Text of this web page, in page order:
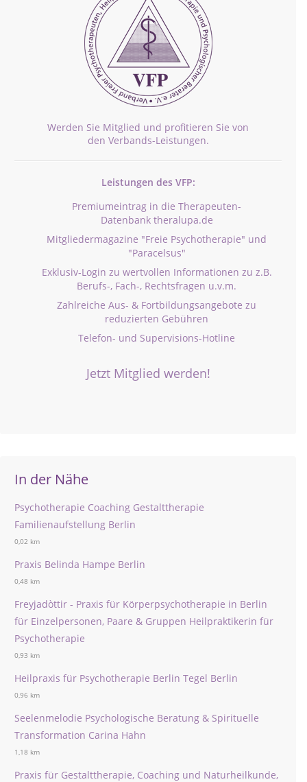
Werden Sie Mitglied und profitieren Sie von
den Verbands-Leistungen.
Leistungen des VFP:
Premiumeintrag in die Therapeuten-
Datenbank theralupa.de
Mitgliedermagazine "Freie Psychotherapie" und
"Paracelsus"
Exklusiv-Login zu wertvollen Informationen zu z.B.
Berufs-, Fach-, Rechtsfragen u.v.m.
Zahlreiche Aus- & Fortbildungsangebote zu
reduzierten Gebühren
Telefon- und Supervisions-Hotline
Jetzt Mitglied werden!
In der Nähe
Psychotherapie Coaching Gestalttherapie
Familienaufstellung Berlin
0,02 km
Praxis Belinda Hampe Berlin
0,48 km
Freyjadòttir - Praxis für Körperpsychotherapie in Berlin
für Einzelpersonen, Paare & Gruppen Heilpraktikerin für
Psychotherapie
0,93 km
Heilpraxis für Psychotherapie Berlin Tegel Berlin
0,96 km
Seelenmelodie Psychologische Beratung & Spirituelle
Transformation Carina Hahn
1,18 km
Praxis für Gestalttherapie, Coaching und Naturheilkunde,